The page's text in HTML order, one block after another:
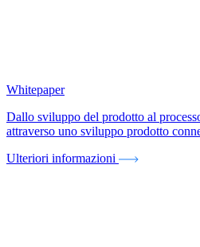
Whitepaper
Dallo sviluppo del prodotto al
attraverso uno sviluppo prodotto
Ulteriori informazioni